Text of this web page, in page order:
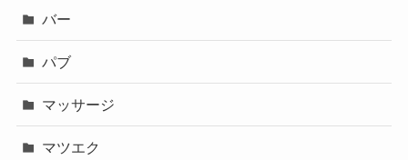
バー
パブ
マッサージ
マツエク